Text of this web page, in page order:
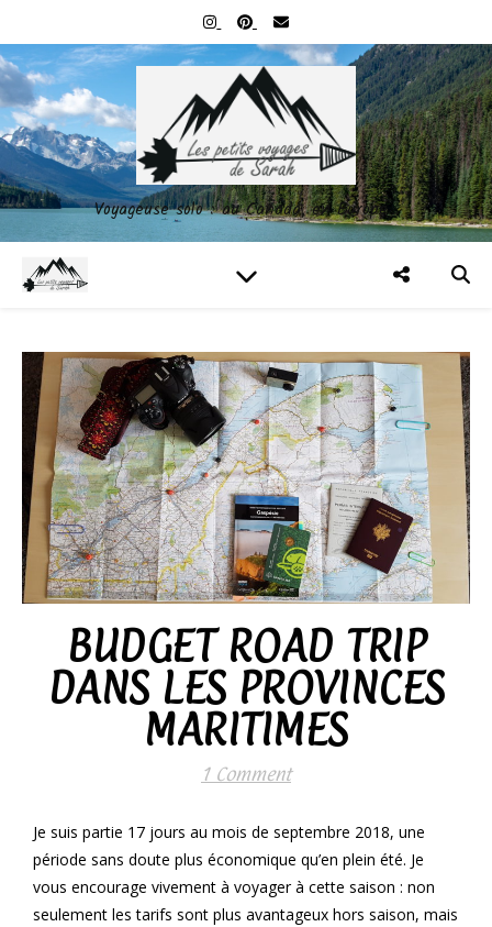
Voyageuse solo : au Canada, en Europe…
BUDGET ROAD TRIP
DANS LES PROVINCES
MARITIMES
1 Comment
Je suis partie 17 jours au mois de septembre 2018, une
période sans doute plus économique qu’en plein été. Je
vous encourage vivement à voyager à cette saison : non
seulement les tarifs sont plus avantageux hors saison, mais